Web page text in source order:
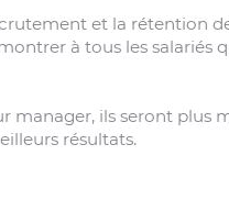
et la rétention
à tous les salariés
manager, ils seront plus
résultats.